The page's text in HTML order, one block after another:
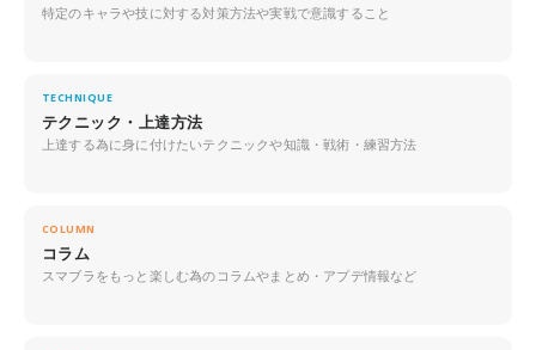
特定のキャラや技に対する対策方法や実戦で意識すること
TECHNIQUE
テクニック・上達方法
上達する為に身に付けたいテクニックや知識・戦術・練習方法
COLUMN
コラム
スマブラをもっと楽しむ為のコラムやまとめ・アプデ情報など